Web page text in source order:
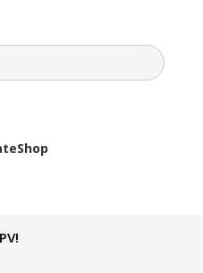
Shop